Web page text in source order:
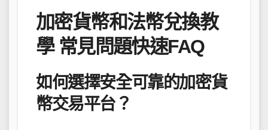
加密貨幣和法幣兌換教
學 常見問題快速FAQ
如何選擇安全可靠的加密貨
幣交易平台？